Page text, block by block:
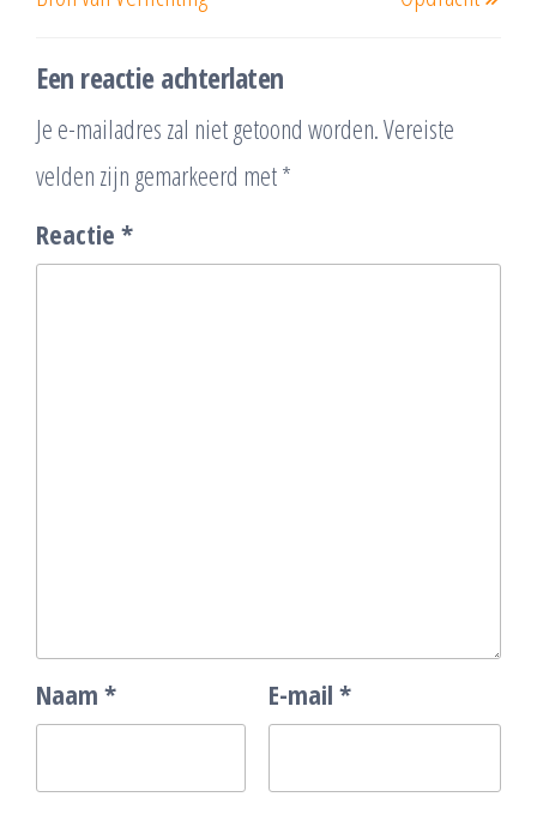
Een reactie achterlaten
Je e-mailadres zal niet getoond worden.Vereiste
velden zijn gemarkeerd met*
Reactie *
Naam * E-mail *